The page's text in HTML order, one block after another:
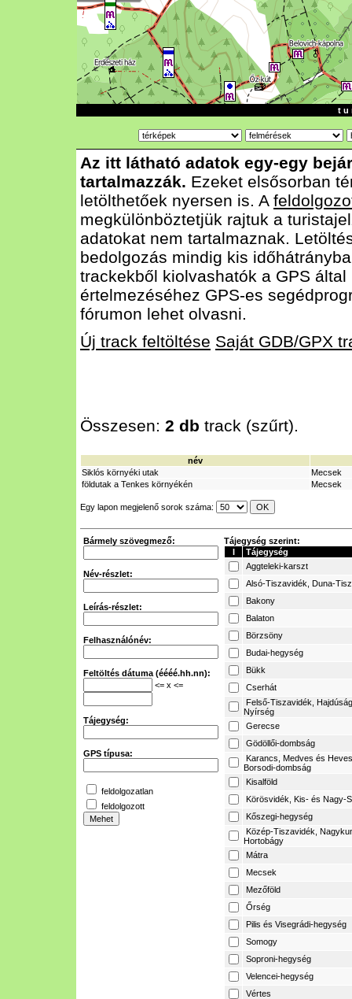
t u
Az itt látható adatok egy-egy
tartalmazzák. Ezeket elsősorban
letölthetőek nyersen is. A
megkülönböztetjük rajtuk a
adatokat nem tartalmaznak.
bedolgozás mindig kis
trackekből kiolvashatók a GPS
értelmezéséhez GPS-es
fórumon lehet olvasni.
Új track feltöltése Saját GDB/GPX
Összesen: 2 db track (szűrt).
név
Siklós környéki utak
Mecsek
földutak a Tenkes környékén
Mecsek
Egy lapon megjelenő sorok száma:
Bármely szövegmező:
Név-részlet:
Leírás-részlet:
Felhasználónév:
Feltöltés dátuma (éééé.hh.nn):
<= x <=
Tájegység:
GPS típusa:
feldolgozatlan
feldolgozott
Tájegység szerint:
I
Tájegység
Aggteleki-karszt
Alsó-Tiszavidék, Duna-
Bakony
Balaton
Börzsöny
Budai-hegység
Bükk
Cserhát
Felső-Tiszavidék,
Nyírség
Gerecse
Gödöllői-dombság
Karancs, Medves és
Borsodi-dombság
Kisalföld
Körösvidék, Kis- és Nagy-
Kőszegi-hegység
Közép-Tiszavidék,
Hortobágy
Mátra
Mecsek
Mezőföld
Őrség
Pilis és Visegrádi-hegység
Somogy
Soproni-hegység
Velencei-hegység
Vértes